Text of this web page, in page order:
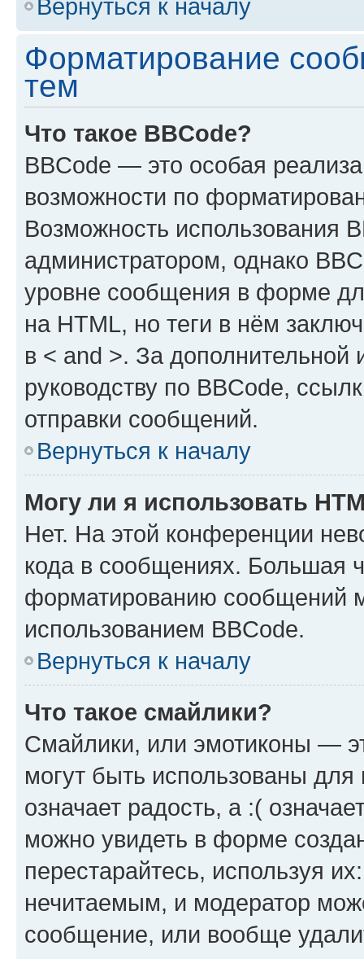
Вернуться к началу
Форматирование
тем
Что такое BBCode?
BBCode — это особая
возможности по
Возможность использования
администратором, однако
уровне сообщения в форме
на HTML, но теги в нём
в < and >. За
руководству по BBCode,
отправки сообщений.
Вернуться к началу
Могу ли я использовать
Нет. На этой конференции
кода в сообщениях. Большая
форматированию сообщений
использованием BBCode.
Вернуться к началу
Что такое смайлики?
Смайлики, или эмотиконы —
могут быть использованы
означает радость, а :(
можно увидеть в форме
перестарайтесь, используя
нечитаемым, и модератор
сообщение, или вообще